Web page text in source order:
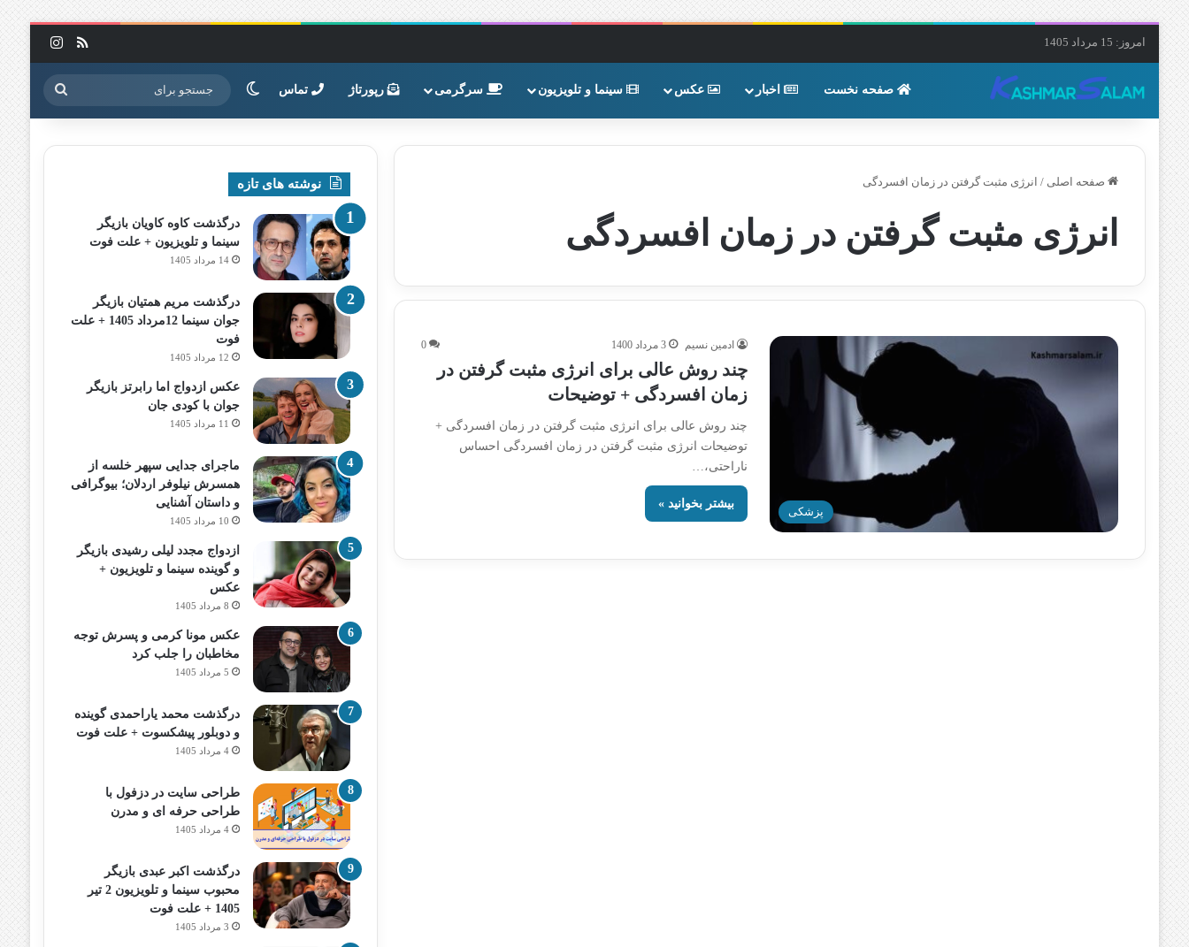
امروز: 15 مرداد 1405 خوراک
صفحه نخست اخبار عکس سینما و تلویزیون سرگرمی رپورتاژ تماس تغییر پوسته جستجو
برای
صفحه اصلی / انرژی مثبت گرفتن در زمان افسردگی
انرژی مثبت گرفتن در زمان افسردگی
پزشکی
ادمین نسیم 3 مرداد 1400 0
چند روش عالی برای انرژی مثبت گرفتن در
زمان افسردگی + توضیحات
چند روش عالی برای انرژی مثبت گرفتن در زمان افسردگی +
توضیحات انرژی مثبت گرفتن در زمان افسردگی احساس
ناراحتی،…
بیشتر بخوانید »
نوشته های تازه
درگذشت کاوه کاویان بازیگر
سینما و تلویزیون + علت فوت
14 مرداد 1405
درگذشت مریم همتیان بازیگر
جوان سینما 12مرداد 1405 + علت
فوت
12 مرداد 1405
عکس ازدواج اما رابرتز بازیگر
جوان با کودی جان
11 مرداد 1405
ماجرای جدایی سپهر خلسه از
همسرش نیلوفر اردلان؛ بیوگرافی
و داستان آشنایی
10 مرداد 1405
ازدواج مجدد لیلی رشیدی بازیگر
و گوینده سینما و تلویزیون +
عکس
8 مرداد 1405
عکس مونا کرمی و پسرش توجه
مخاطبان را جلب کرد
5 مرداد 1405
درگذشت محمد یاراحمدی گوینده
و دوبلور پیشکسوت + علت فوت
4 مرداد 1405
طراحی سایت در دزفول با
طراحی حرفه‌ ای و مدرن
4 مرداد 1405
درگذشت اکبر عبدی بازیگر
محبوب سینما و تلویزیون 2 تیر
1405 + علت فوت
3 مرداد 1405